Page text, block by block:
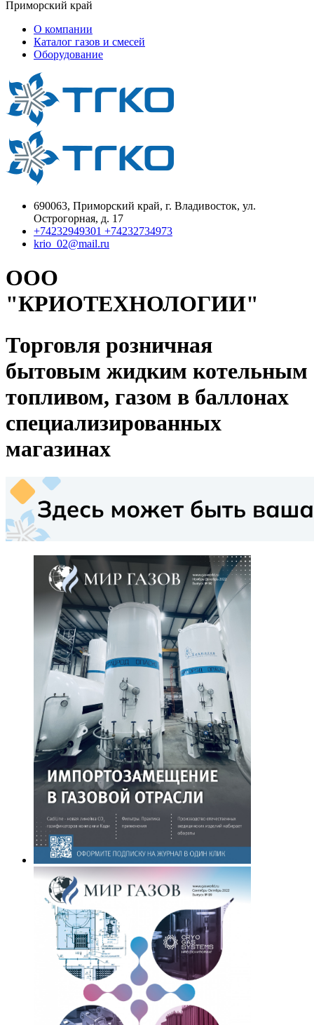
Приморский край
О компании
Каталог газов и смесей
Оборудование
690063, Приморский край, г. Владивосток, ул.
Острогорная, д. 17
+74232949301 +74232734973
krio_02@mail.ru
ООО
"КРИОТЕХНОЛОГИИ"
Торговля розничная
бытовым жидким котельным
топливом, газом в баллонах
специализированных
магазинах